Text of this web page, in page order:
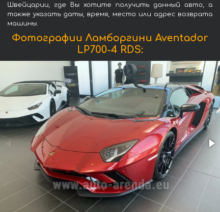
Швейцарии, где Вы хотите получить данный авто, а
также указать даты, время, место или адрес возврата
машины.
Фотографии Ламборгини Aventador
LP700-4 RDS: